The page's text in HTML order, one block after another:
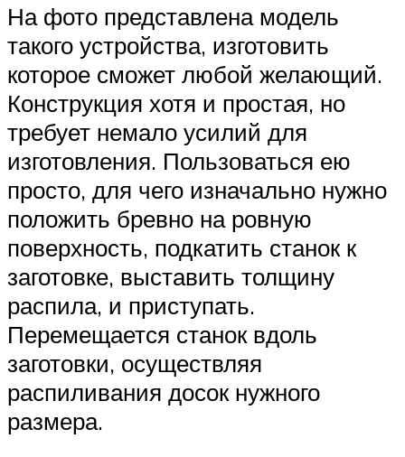
На фото представлена модель
такого устройства, изготовить
которое сможет любой желающий.
Конструкция хотя и простая, но
требует немало усилий для
изготовления. Пользоваться ею
просто, для чего изначально нужно
положить бревно на ровную
поверхность, подкатить станок к
заготовке, выставить толщину
распила, и приступать.
Перемещается станок вдоль
заготовки, осуществляя
распиливания досок нужного
размера.